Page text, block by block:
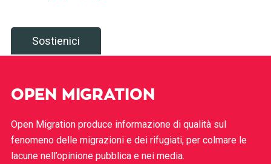
Sostienici
OPEN MIGRATION
Open Migration produce informazione di qualità sul
fenomeno delle migrazioni e dei rifugiati, per colmare le
lacune nell’opinione pubblica e nei media.